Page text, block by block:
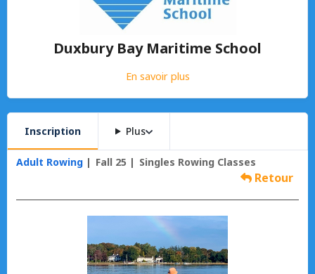
Duxbury Bay Maritime School
En savoir plus
Inscription Plus
Adult Rowing Fall 25 Singles Rowing Classes
Retour